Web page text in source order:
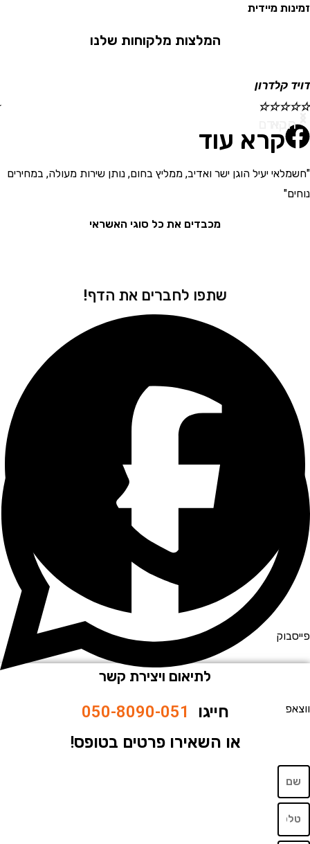
מיידית
המלצות מלקוחות שלנו
☆
☆
קרא עוד
יעיל הוגן ישר ואדיב, ממליץ בחום, נותן שירות מעולה, במחירים
מכבדים את כל סוגי האשראי
שתפו לחברים את הדף!
לתיאום ויצירת קשר
חייגו050-8090-051
או השאירו פרטים בטופס!